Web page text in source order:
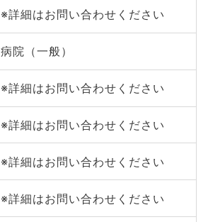
※詳細はお問い合わせください
病院（一般）
※詳細はお問い合わせください
※詳細はお問い合わせください
※詳細はお問い合わせください
※詳細はお問い合わせください